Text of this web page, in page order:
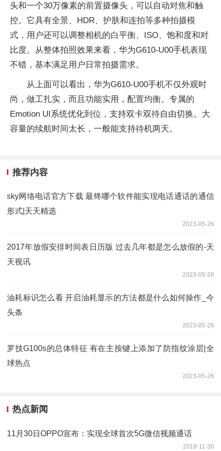
头和一个30万像素的前置摄像头，可以自动对焦和触
控。它具有全景、HDR、护肤和连拍等多种拍摄模
式，用户还可以调整相机的白平衡、ISO、饱和度和对
比度。从整体拍照效果来看，华为G610-U00手机表现
不错，基本满足用户日常拍摄需求。
从上面可以看出，华为G610-U00手机不仅外观时
尚，做工扎实，而且功能实用，配置均衡。专属的
Emotion UI系统优化到位，支持双卡双待自由切换。大
容量的续航时间太长，一般能支持待机两天。
推荐内容
sky网络电话官方下载 最终哪个软件能实现电话通话的通信
形式|天天精选
2023-05-26
2017年放假安排时间表日历版 过去几年都是怎么放假的-天
天视讯
2023-05-26
油耗标识怎么看 开启油耗显示的方法都是什么如何操作_今
头条
2023-05-26
罗技G100s的总体特征 有在主按键上添加了防指纹涂层|全
球热点
2023-05-26
热点新闻
11月30日OPPO宣布：实现全球首次5G微信视频通话
2018-11-30